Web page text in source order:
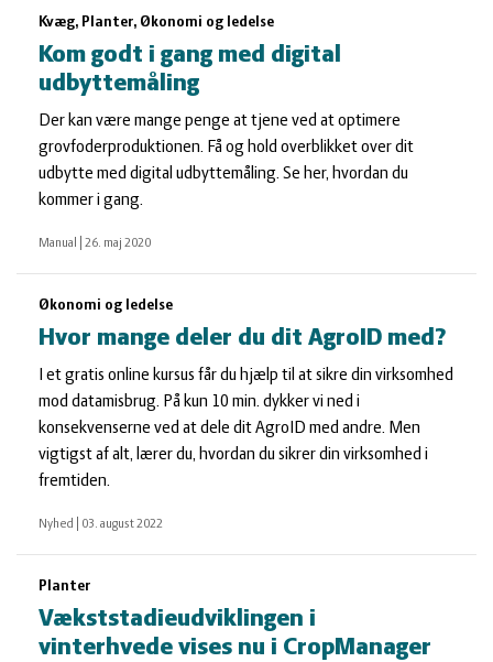
Kvæg, Planter, Økonomi og ledelse
Kom godt i gang med digital
udbyttemåling
Der kan være mange penge at tjene ved at optimere
grovfoderproduktionen. Få og hold overblikket over dit
udbytte med digital udbyttemåling. Se her, hvordan du
kommer i gang.
Manual 26. maj 2020
Økonomi og ledelse
Hvor mange deler du dit AgroID med?
I et gratis online kursus får du hjælp til at sikre din virksomhed
mod datamisbrug. På kun 10 min. dykker vi ned i
konsekvenserne ved at dele dit AgroID med andre. Men
vigtigst af alt, lærer du, hvordan du sikrer din virksomhed i
fremtiden.
Nyhed 03. august 2022
Planter
Vækststadieudviklingen i
vinterhvede vises nu i CropManager